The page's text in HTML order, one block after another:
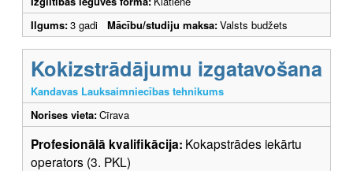
Ilgums:3 gadi Mācību/studiju maksa:Valsts budžets
Kokizstrādājumu izgatavošana
Kandavas Lauksaimniecības tehnikums
Norises vieta:Cīrava
Profesionālā kvalifikācija: Kokapstrādes iekārtu
operators (3. PKL)